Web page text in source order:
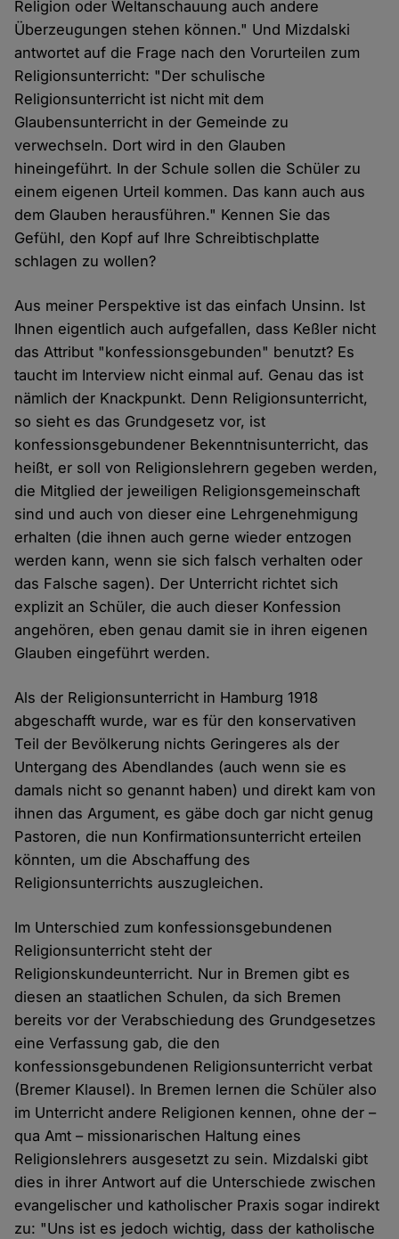
Religion oder Weltanschauung auch andere
Überzeugungen stehen können." Und Mizdalski
antwortet auf die Frage nach den Vorurteilen zum
Religionsunterricht: "Der schulische
Religionsunterricht ist nicht mit dem
Glaubensunterricht in der Gemeinde zu
verwechseln. Dort wird in den Glauben
hineingeführt. In der Schule sollen die Schüler zu
einem eigenen Urteil kommen. Das kann auch aus
dem Glauben herausführen." Kennen Sie das
Gefühl, den Kopf auf Ihre Schreibtischplatte
schlagen zu wollen?
Aus meiner Perspektive ist das einfach Unsinn. Ist
Ihnen eigentlich auch aufgefallen, dass Keßler nicht
das Attribut "konfessionsgebunden" benutzt? Es
taucht im Interview nicht einmal auf. Genau das ist
nämlich der Knackpunkt. Denn Religionsunterricht,
so sieht es das Grundgesetz vor, ist
konfessionsgebundener Bekenntnisunterricht, das
heißt, er soll von Religionslehrern gegeben werden,
die Mitglied der jeweiligen Religionsgemeinschaft
sind und auch von dieser eine Lehrgenehmigung
erhalten (die ihnen auch gerne wieder entzogen
werden kann, wenn sie sich falsch verhalten oder
das Falsche sagen). Der Unterricht richtet sich
explizit an Schüler, die auch dieser Konfession
angehören, eben genau damit sie in ihren eigenen
Glauben eingeführt werden.
Als der Religionsunterricht in Hamburg 1918
abgeschafft wurde, war es für den konservativen
Teil der Bevölkerung nichts Geringeres als der
Untergang des Abendlandes (auch wenn sie es
damals nicht so genannt haben) und direkt kam von
ihnen das Argument, es gäbe doch gar nicht genug
Pastoren, die nun Konfirmationsunterricht erteilen
könnten, um die Abschaffung des
Religionsunterrichts auszugleichen.
Im Unterschied zum konfessionsgebundenen
Religionsunterricht steht der
Religionskundeunterricht. Nur in Bremen gibt es
diesen an staatlichen Schulen, da sich Bremen
bereits vor der Verabschiedung des Grundgesetzes
eine Verfassung gab, die den
konfessionsgebundenen Religionsunterricht verbat
(Bremer Klausel). In Bremen lernen die Schüler also
im Unterricht andere Religionen kennen, ohne der –
qua Amt – missionarischen Haltung eines
Religionslehrers ausgesetzt zu sein. Mizdalski gibt
dies in ihrer Antwort auf die Unterschiede zwischen
evangelischer und katholischer Praxis sogar indirekt
zu: "Uns ist es jedoch wichtig, dass der katholische